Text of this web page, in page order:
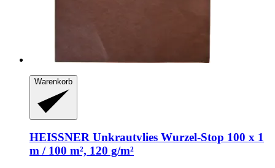
Warenkorb
HEISSNER Unkrautvlies Wurzel-​Stop 100 x 1
m / 100 m², 120 g/m²